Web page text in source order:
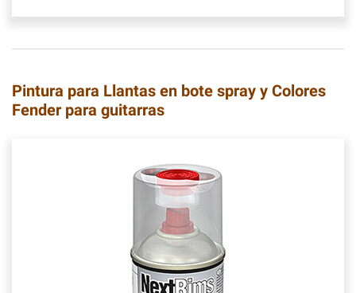
Pintura para Llantas en bote spray y Colores
Fender para guitarras